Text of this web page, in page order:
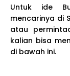
Untuk ide
mencarinya di
atau
kalian bisa
di bawah ini.